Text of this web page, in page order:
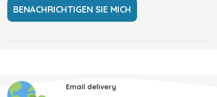
Email delivery